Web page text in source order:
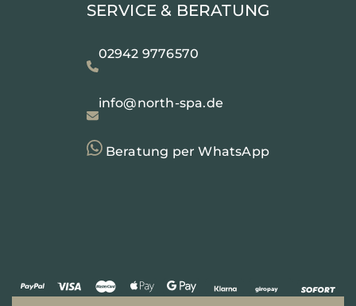
SERVICE & BERATUNG
02942 9776570
info@north-spa.de
Beratung per WhatsApp